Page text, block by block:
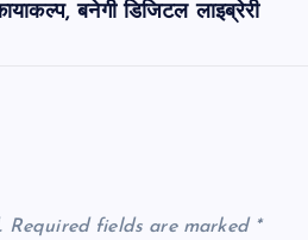
बनेगी डिजिटल लाइब्रेरी
Required fields are marked *